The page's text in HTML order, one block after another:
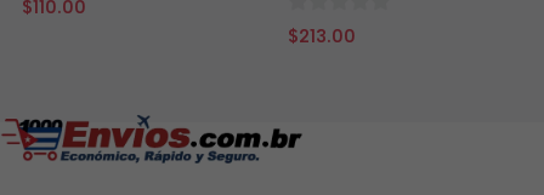
$110.00
0
$213.00